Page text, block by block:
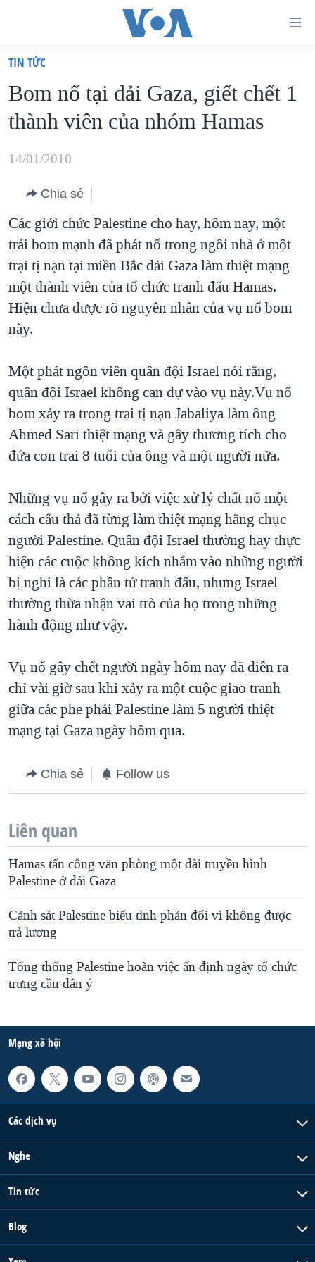
truy
cập
Tới
dung
chính
điều
hướng
chính
Đi
tới
"Tìm"
VIỆT NAM
HOA KỲ
BIỂN ĐÔNG
BLOG
DIỄN ĐÀN
MỤC
TỰ DO BÁO CHÍ
VẠCH TRẦN TIN GIẢ
NGƯỜI VIỆT HẢI NGOẠI
KINH TẾ
KHOA HỌC
SỨC KHOẺ
VĂN HOÁ
GIÁO DỤC
CHUYÊN ĐỀ
CHIẾN TRANH THƯƠNG MẠI CỦA MỸ: QUÁ KHỨ VÀ HIỆN
MỘT NĂM CHIẾN TRANH TẠI DẢI GAZA
GIẢI MÃ VÀNH ĐAI & CON ĐƯỜNG
NGÀY TỊ NẠN THẾ GIỚI
TRỊNH VĨNH BÌNH - NGƯỜI HẠ 'BÊN THẮNG CUỘC'
CHI PHÍ CHIẾN TRANH AFGHANISTAN
CÁC GIÁ TRỊ CỘNG HÒA Ở VIỆT NAM
THƯỢNG ĐỈNH TRUMP-KIM TẠI VIỆT NAM
TRỊNH VĨNH BÌNH VS. CHÍNH PHỦ VIỆT NAM
NGƯ DÂN VIỆT VÀ LÀN SÓNG TRỘM HẢI SÂM
BÊN KIA QUỐC LỘ: TIẾNG VỌNG TỪ NÔNG THÔN MỸ
HỌC TIẾNG ANH
VIDEO
MẠNG XÃ HỘI
Ngôn ngữ khác
TIN TỨC
Bom nổ tại dải Gaza, giết chết 1
thành viên của nhóm Hamas
14/01/2010
Chia sẻ
Các giới chức Palestine cho hay, hôm nay, một
trái bom mạnh đã phát nổ trong ngôi nhà ở một
trại tị nạn tại miền Bắc dải Gaza làm thiệt mạng
một thành viên của tổ chức tranh đấu Hamas.
Hiện chưa được rõ nguyên nhân của vụ nổ bom
này.
Một phát ngôn viên quân đội Israel nói rằng,
quân đội Israel không can dự vào vụ này.Vụ nổ
bom xảy ra trong trại tị nạn Jabaliya làm ông
Ahmed Sari thiệt mạng và gây thương tích cho
đứa con trai 8 tuổi của ông và một người nữa.
Những vụ nổ gây ra bởi việc xử lý chất nổ một
cách cẩu thả đã từng làm thiệt mạng hằng chục
người Palestine. Quân đội Israel thường hay thực
hiện các cuộc không kích nhắm vào những người
bị nghi là các phần tử tranh đấu, nhưng Israel
thường thừa nhận vai trò của họ trong những
hành động như vậy.
Vụ nổ gây chết người ngày hôm nay đã diễn ra
chỉ vài giờ sau khi xảy ra một cuộc giao tranh
giữa các phe phái Palestine làm 5 người thiệt
mạng tại Gaza ngày hôm qua.
Chia sẻ Follow us
Liên quan
Hamas tấn công văn phòng một đài truyền hình
Palestine ở dải Gaza
Cảnh sát Palestine biểu tình phản đối vì không được
trả lương
Tổng thống Palestine hoãn việc ấn định ngày tổ chức
trưng cầu dân ý
Mạng xã hội
Các dịch vụ
Nghe
Tin tức
Blog